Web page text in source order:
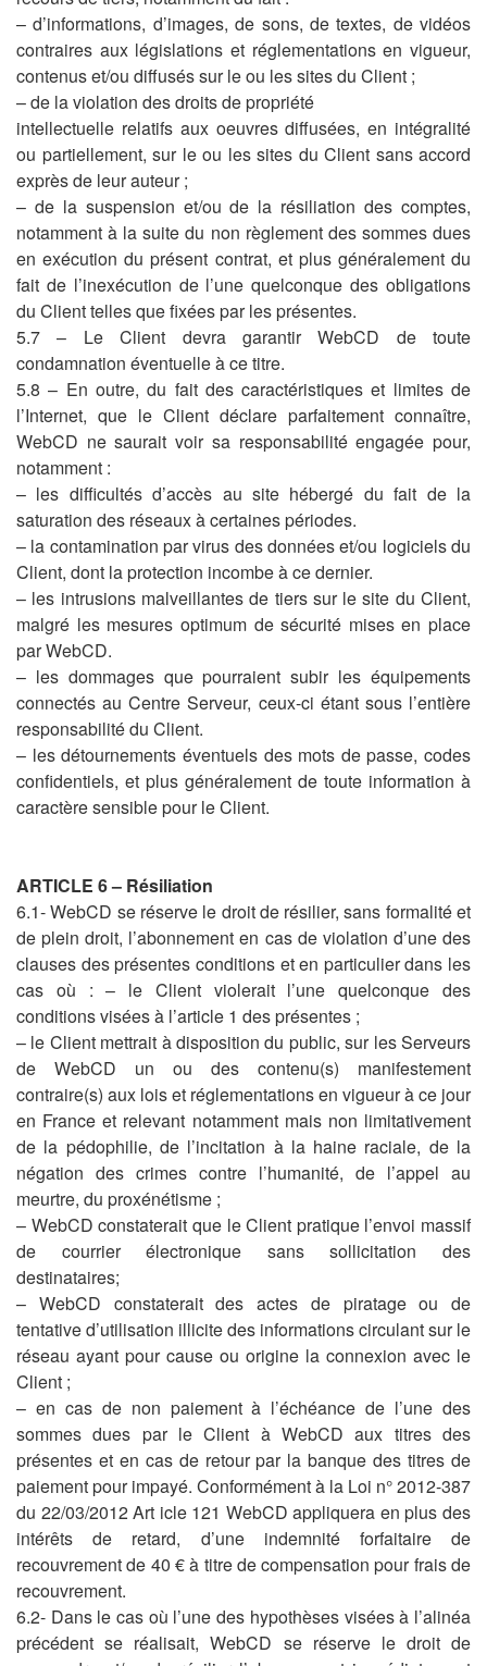
– d’informations, d’images, de sons, de textes, de vidéos
contraires aux législations et réglementations en vigueur,
contenus et/ou diffusés sur le ou les sites du Client ;
– de la violation des droits de propriété
intellectuelle relatifs aux oeuvres diffusées, en intégralité
ou partiellement, sur le ou les sites du Client sans accord
exprès de leur auteur ;
– de la suspension et/ou de la résiliation des comptes,
notamment à la suite du non règlement des sommes dues
en exécution du présent contrat, et plus généralement du
fait de l’inexécution de l’une quelconque des obligations
du Client telles que fixées par les présentes.
5.7 – Le Client devra garantir WebCD de toute
condamnation éventuelle à ce titre.
5.8 – En outre, du fait des caractéristiques et limites de
l’Internet, que le Client déclare parfaitement connaître,
WebCD ne saurait voir sa responsabilité engagée pour,
notamment :
– les difficultés d’accès au site hébergé du fait de la
saturation des réseaux à certaines périodes.
– la contamination par virus des données et/ou logiciels du
Client, dont la protection incombe à ce dernier.
– les intrusions malveillantes de tiers sur le site du Client,
malgré les mesures optimum de sécurité mises en place
par WebCD.
– les dommages que pourraient subir les équipements
connectés au Centre Serveur, ceux-ci étant sous l’entière
responsabilité du Client.
– les détournements éventuels des mots de passe, codes
confidentiels, et plus généralement de toute information à
caractère sensible pour le Client.
ARTICLE 6 – Résiliation
6.1- WebCD se réserve le droit de résilier, sans formalité et
de plein droit, l’abonnement en cas de violation d’une des
clauses des présentes conditions et en particulier dans les
cas où : – le Client violerait l’une quelconque des
conditions visées à l’article 1 des présentes ;
– le Client mettrait à disposition du public, sur les Serveurs
de WebCD un ou des contenu(s) manifestement
contraire(s) aux lois et réglementations en vigueur à ce jour
en France et relevant notamment mais non limitativement
de la pédophilie, de l’incitation à la haine raciale, de la
négation des crimes contre l’humanité, de l’appel au
meurtre, du proxénétisme ;
– WebCD constaterait que le Client pratique l’envoi massif
de courrier électronique sans sollicitation des
destinataires;
– WebCD constaterait des actes de piratage ou de
tentative d’utilisation illicite des informations circulant sur le
réseau ayant pour cause ou origine la connexion avec le
Client ;
– en cas de non paiement à l’échéance de l’une des
sommes dues par le Client à WebCD aux titres des
présentes et en cas de retour par la banque des titres de
paiement pour impayé. Conformément à la Loi n° 2012-387
du 22/03/2012 Art icle 121 WebCD appliquera en plus des
intérêts de retard, d’une indemnité forfaitaire de
recouvrement de 40 € à titre de compensation pour frais de
recouvrement.
6.2- Dans le cas où l’une des hypothèses visées à l’alinéa
précédent se réalisait, WebCD se réserve le droit de